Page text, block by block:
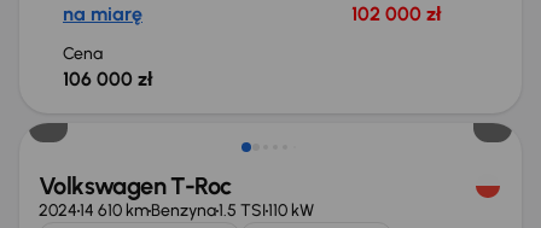
na miarę 102 000 zł
Cena
106 000 zł
Od nowego taniej o 21 999 zł
Volkswagen T-Roc
202414 610 kmBenzyna1.5 TSI110 kW